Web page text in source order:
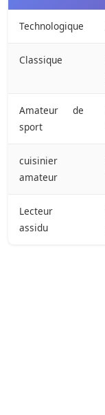
Technologique
Classique
Amateur de
sport
cuisinier
amateur
Lecteur
assidu